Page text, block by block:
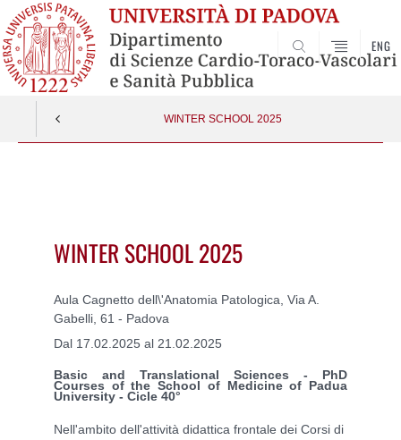
SEARCH
ENG
WINTER SCHOOL 2025
WINTER SCHOOL 2025
Aula Cagnetto dell\'Anatomia Patologica, Via A.
Gabelli, 61 - Padova
Dal 17.02.2025 al 21.02.2025
Basic and Translational Sciences - PhD
Courses of the School of Medicine of Padua
University - Cicle 40°
Nell'ambito dell'attività didattica frontale dei Corsi di